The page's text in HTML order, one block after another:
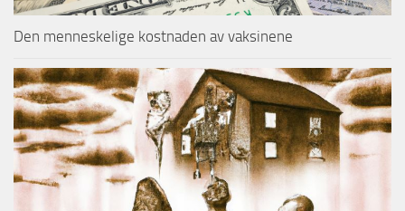
Den menneskelige kostnaden av vaksinene